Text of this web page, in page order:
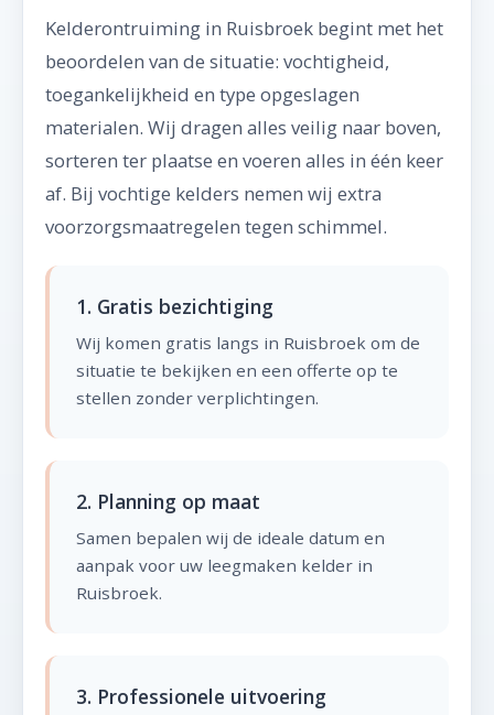
Kelderontruiming in Ruisbroek begint met het
beoordelen van de situatie: vochtigheid,
toegankelijkheid en type opgeslagen
materialen. Wij dragen alles veilig naar boven,
sorteren ter plaatse en voeren alles in één keer
af. Bij vochtige kelders nemen wij extra
voorzorgsmaatregelen tegen schimmel.
1. Gratis bezichtiging
Wij komen gratis langs in Ruisbroek om de
situatie te bekijken en een offerte op te
stellen zonder verplichtingen.
2. Planning op maat
Samen bepalen wij de ideale datum en
aanpak voor uw leegmaken kelder in
Ruisbroek.
3. Professionele uitvoering